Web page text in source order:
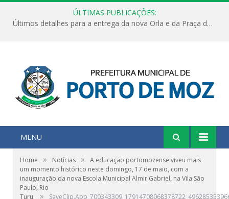
ÚLTIMAS PUBLICAÇÕES:
Últimos detalhes para a entrega da nova Orla e da Praça do Praião
MENU
Home » Notícias »
A educação portomozense viveu mais
um momento histórico neste domingo, 17 de maio, com a
inauguração da nova Escola Municipal Almir Gabriel, na Vila São
Paulo, Rio
Turu.
»